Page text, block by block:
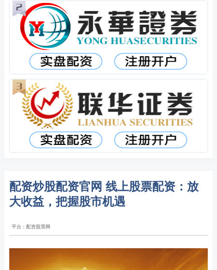
配资炒股配资官网 线上股票配资：放
大收益，把握股市机遇
平台：配资股票网